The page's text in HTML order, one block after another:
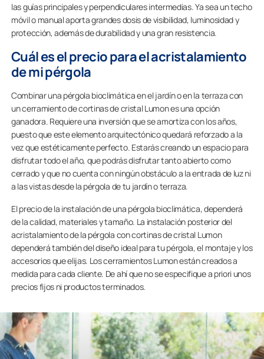
las guías principales y perpendiculares intermedias. Ya sea un techo
móvil o manual aporta grandes dosis de visibilidad, luminosidad y
protección, además de durabilidad y una gran resistencia.
Cuál es el precio para el acristalamiento
de mi pérgola
Combinar una pérgola bioclimática en el jardín o en la terraza con
un cerramiento de cortinas de cristal Lumon es una opción
ganadora. Requiere una inversión que se amortiza con los años,
puesto que este elemento arquitectónico quedará reforzado a la
vez que estéticamente perfecto. Estarás creando un espacio para
disfrutar todo el año, que podrás disfrutar tanto abierto como
cerrado y que no cuenta con ningún obstáculo a la entrada de luz ni
a las vistas desde la pérgola de tu jardín o terraza.
El precio de la instalación de una pérgola bioclimática, dependerá
de la calidad, materiales y tamaño. La instalación posterior del
acristalamiento de la pérgola con cortinas de cristal Lumon
dependerá también del diseño ideal para tu pérgola, el montaje y los
accesorios que elijas. Los cerramientos Lumon están creados a
medida para cada cliente. De ahí que no se especifique a priori unos
precios fijos ni productos terminados.